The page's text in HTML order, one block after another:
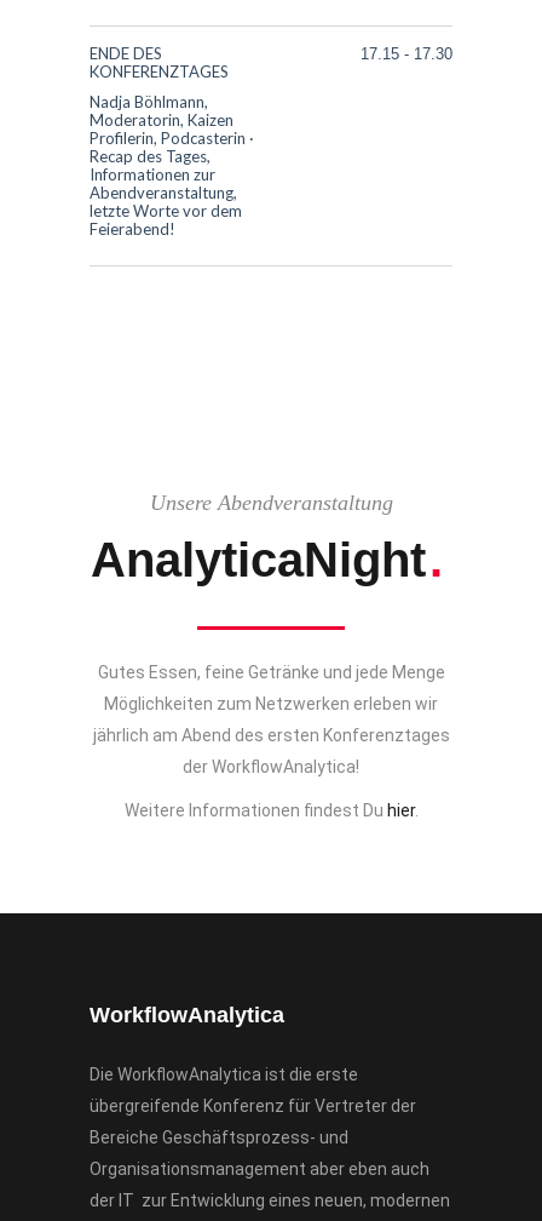
ENDE DES
KONFERENZTAGES
Nadja Böhlmann,
Moderatorin, Kaizen
Profilerin, Podcasterin ·
Recap des Tages,
Informationen zur
Abendveranstaltung,
letzte Worte vor dem
Feierabend!
17.15 - 17.30
Unsere Abendveranstaltung
AnalyticaNight.
Gutes Essen, feine Getränke und jede Menge
Möglichkeiten zum Netzwerken erleben wir
jährlich am Abend des ersten Konferenztages
der WorkflowAnalytica!
Weitere Informationen findest Du hier.
WorkflowAnalytica
Die WorkflowAnalytica ist die erste
übergreifende Konferenz für Vertreter der
Bereiche Geschäftsprozess- und
Organisationsmanagement aber eben auch
der IT zur Entwicklung eines neuen, modernen